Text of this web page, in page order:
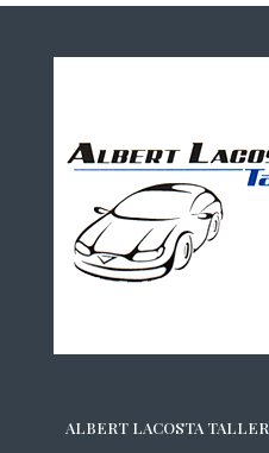
ALBERT LACOSTA TALLER